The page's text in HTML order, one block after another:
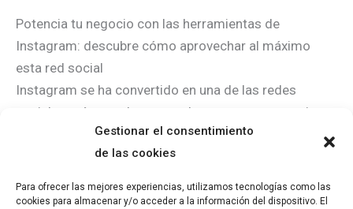
Gestionar el consentimiento
de las cookies
Para ofrecer las mejores experiencias, utilizamos tecnologías como las
cookies para almacenar y/o acceder a la información del dispositivo. El
Potencia tu negocio con las herramientas de
Instagram: descubre cómo aprovechar al máximo
esta red social
Instagram se ha convertido en una de las redes
sociales más populares y poderosas para potenciar
negocios. Con más de mil millones de usuarios
activos mensuales, esta plataforma ofrece una gran
aumentar la visibilidad de tu marca.